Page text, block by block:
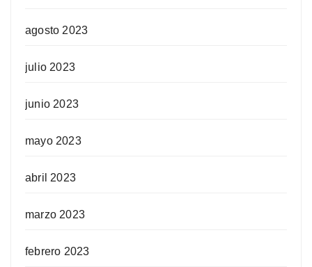
agosto 2023
julio 2023
junio 2023
mayo 2023
abril 2023
marzo 2023
febrero 2023